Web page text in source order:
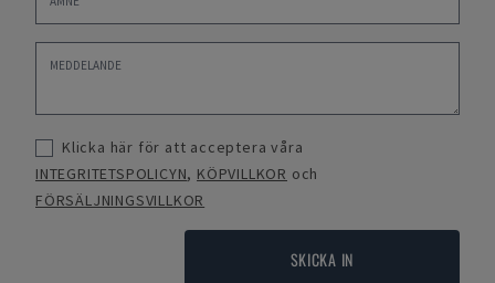
Klicka här för att acceptera våra
INTEGRITETSPOLICYN, KÖPVILLKOR och
FÖRSÄLJNINGSVILLKOR
SKICKA IN